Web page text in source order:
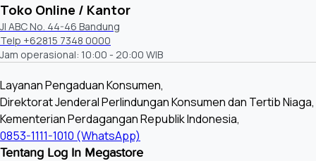
Toko Online / Kantor
Jl ABC No. 44-46 Bandung
Telp +62815 7348 0000
Jam operasional: 10:00 - 20:00 WIB
Layanan Pengaduan Konsumen,
Direktorat Jenderal Perlindungan Konsumen dan Tertib Niaga,
Kementerian Perdagangan Republik Indonesia,
0853-1111-1010 (WhatsApp)
Tentang Log In Megastore